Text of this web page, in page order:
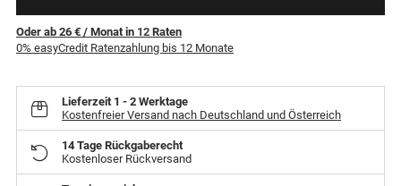
Oder ab 26 € / Monatin 12 Raten
0% easyCredit Ratenzahlung bis 12 Monate
Lieferzeit 1 - 2 Werktage
Kostenfreier Versand nach Deutschland und Österreich
14 Tage Rückgaberecht
Kostenloser Rückversand